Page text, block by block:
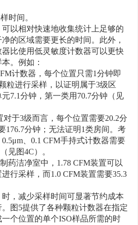
时间。
相对快速地收集统计上足够的
的区域需要更长的时间。此外，
比使用低灵敏度计数器可以更快
。例如：
计数器，每个位置只需1分钟即
粒进行采样，以证明属于3级区
7.1分钟，第一类用70.7分钟（见
对于3级而言，每个位置需要20.2分
176.7分钟；无法证明1类房间。考
、0.1 CFM手持式计数器需要
见图4C）。
药洁净室中，1.78 CFM装置可以
行采样，而1.0 CFM装置需要35.3
，减少采样时间可显著节约成本
图5提供了各种颗粒计数器在指定
个位置的单个ISO样品所需的时